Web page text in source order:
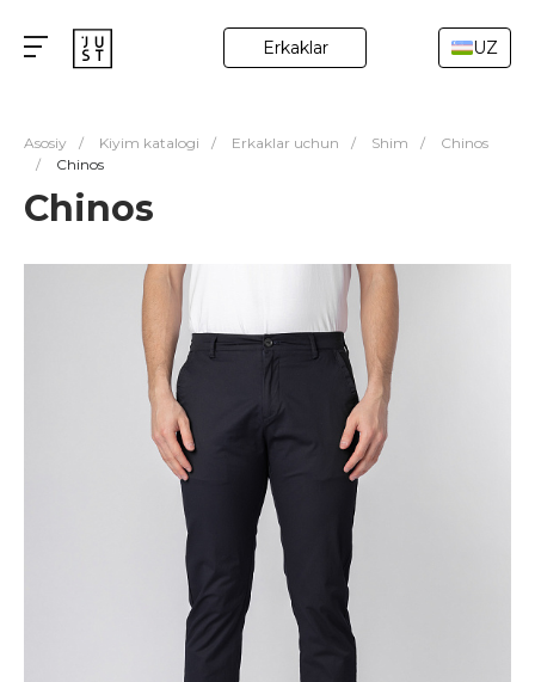
Erkaklar UZ
Asosiy / Kiyim katalogi / Erkaklar uchun / Shim /
Chinos
/
Chinos
Chinos